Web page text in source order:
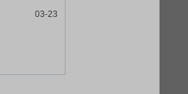
年11月，习
发展新篇
更大的发
03-23